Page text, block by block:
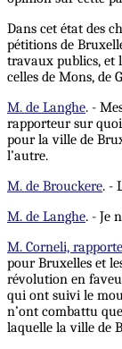
Dans cet état des
pétitions de
travaux publics, et
celles de Mons, de
M. de Langhe. -
rapporteur sur quoi
pour la ville de
l’autre.
M. de Brouckere. -
M. de Langhe. - Je
M. Corneli,
pour Bruxelles et
révolution en
qui ont suivi le
n’ont combattu
laquelle la ville de